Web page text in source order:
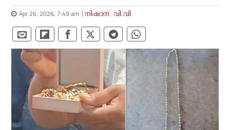
Apr 26, 2026, 7:49 am നിഷാന. വി.വി